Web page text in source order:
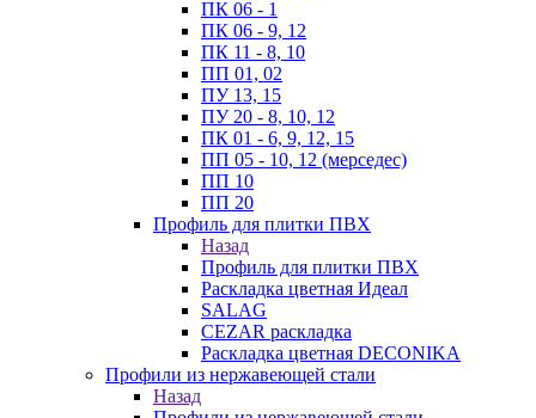
ПК 06 - 1
ПК 06 - 9, 12
ПК 11 - 8, 10
ПП 01, 02
ПУ 13, 15
ПУ 20 - 8, 10, 12
ПК 01 - 6, 9, 12, 15
ПП 05 - 10, 12 (мерседес)
ПП 10
ПП 20
Профиль для плитки ПВХ
Назад
Профиль для плитки ПВХ
Раскладка цветная Идеал
SALAG
CEZAR раскладка
Раскладка цветная DECONIKA
Профили из нержавеющей стали
Назад